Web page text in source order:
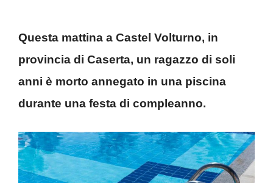
Questa mattina a Castel Volturno, in
provincia di Caserta, un ragazzo di soli
anni è morto annegato in una piscina
durante una festa di compleanno.